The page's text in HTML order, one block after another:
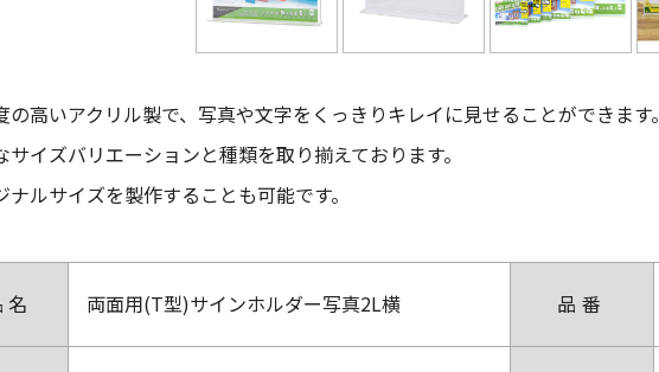
の高いアクリル製で、写真や文字をくっきりキレイに見せることができます。
サイズバリエーションと種類を取り揃えております。
ナルサイズを製作することも可能です。
両面用(T型)サインホルダー写真2L横 品番